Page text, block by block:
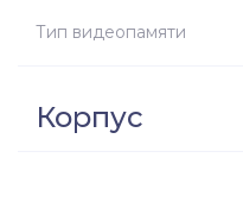
Тип видеопамяти
Корпус